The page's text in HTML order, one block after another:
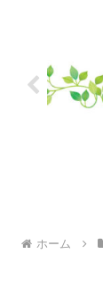
ホーム